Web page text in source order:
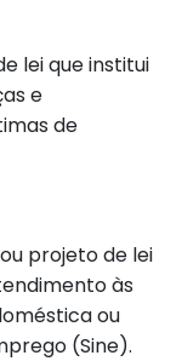
lei que institui
e
de
projeto de lei
às
ou
(Sine).